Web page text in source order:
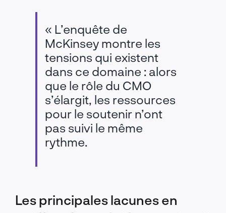
« L’enquête de
McKinsey montre les
tensions qui existent
dans ce domaine : alors
que le rôle du CMO
s’élargit, les ressources
pour le soutenir n’ont
pas suivi le même
rythme.
Les principales lacunes en